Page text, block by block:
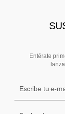
Entérate